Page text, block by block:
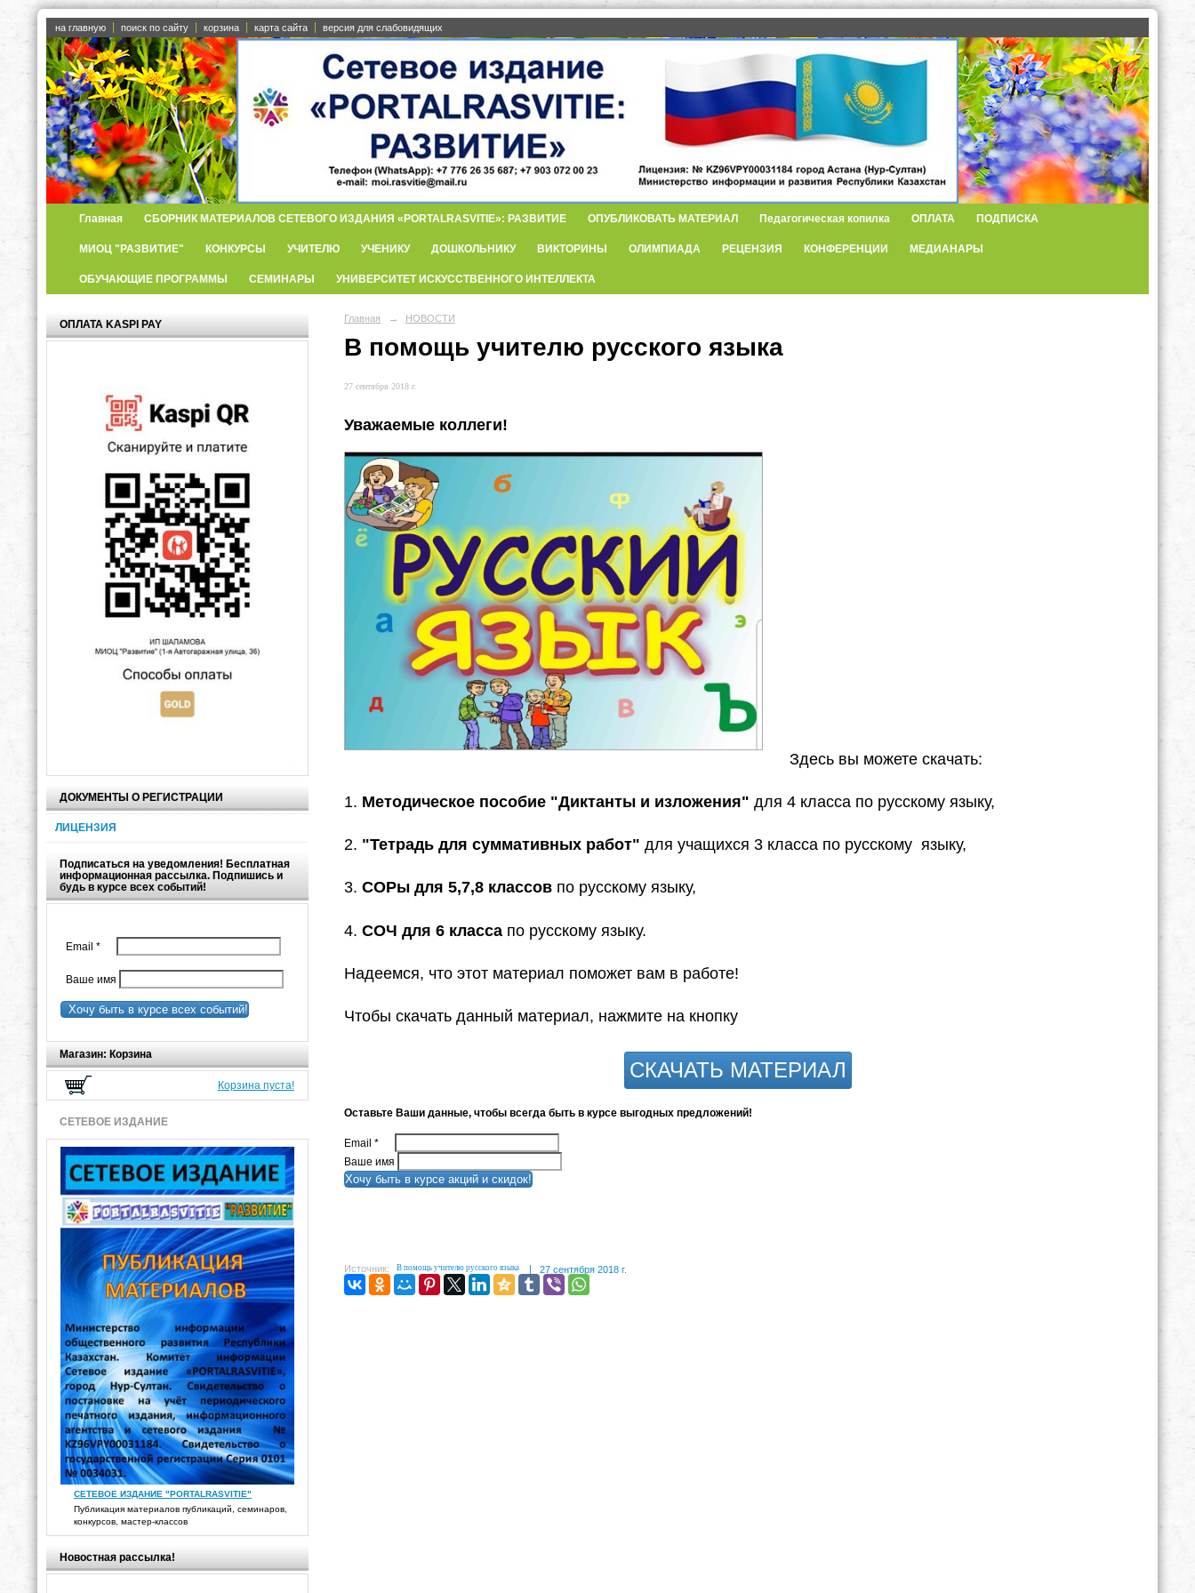
на главную поиск по сайту корзина карта сайта версия для слабовидящих
Главная СБОРНИК МАТЕРИАЛОВ СЕТЕВОГО ИЗДАНИЯ «PORTALRASVITIE»: РАЗВИТИЕ ОПУБЛИКОВАТЬ МАТЕРИАЛ Педагогическая копилка ОПЛАТА ПОДПИСКА
МИОЦ "РАЗВИТИЕ" КОНКУРСЫ УЧИТЕЛЮ УЧЕНИКУ ДОШКОЛЬНИКУ ВИКТОРИНЫ ОЛИМПИАДА РЕЦЕНЗИЯ КОНФЕРЕНЦИИ МЕДИАНАРЫ
ОБУЧАЮЩИЕ ПРОГРАММЫ СЕМИНАРЫ УНИВЕРСИТЕТ ИСКУССТВЕННОГО ИНТЕЛЛЕКТА
ОПЛАТА KASPI PAY
ДОКУМЕНТЫ О РЕГИСТРАЦИИ
ЛИЦЕНЗИЯ
Подписаться на уведомления! Бесплатная
информационная рассылка. Подпишись и
будь в курсе всех событий!
Email *
Ваше имя
Хочу быть в курсе всех событий!
Магазин: Корзина
Корзина пуста!
СЕТЕВОЕ ИЗДАНИЕ
СЕТЕВОЕ ИЗДАНИЕ "PORTALRASVITIE"
Публикация материалов публикаций, семинаров,
конкурсов, мастер-классов
Новостная рассылка!
Главная → НОВОСТИ
В помощь учителю русского языка
27 сентября 2018 г.
Уважаемые коллеги!
Здесь вы можете скачать:
1. Методическое пособие "Диктанты и изложения" для 4 класса по русскому языку,
2. "Тетрадь для суммативных работ" для учащихся 3 класса по русскому языку,
3. СОРы для 5,7,8 классов по русскому языку,
4. СОЧ для 6 класса по русскому языку.
Надеемся, что этот материал поможет вам в работе!
Чтобы скачать данный материал, нажмите на кнопку
СКАЧАТЬ МАТЕРИАЛ
Оставьте Ваши данные, чтобы всегда быть в курсе выгодных предложений!
Email *
Ваше имя
Хочу быть в курсе акций и скидок!
Источник: В помощь учителю русского языка | 27 сентября 2018 г.